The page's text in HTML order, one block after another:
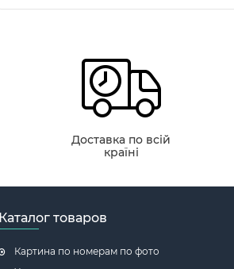
Доставка по всій
країні
Каталог товаров
Картина по номерам по фото